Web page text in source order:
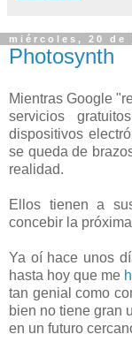
miércoles, 20 de
Photosynth
Mientras Google
servicios
dispositivos
se queda de
realidad.
Ellos tienen a
concebir la
Ya oí hace unos
hasta hoy que me
tan genial como
bien no tiene gran
en un futuro